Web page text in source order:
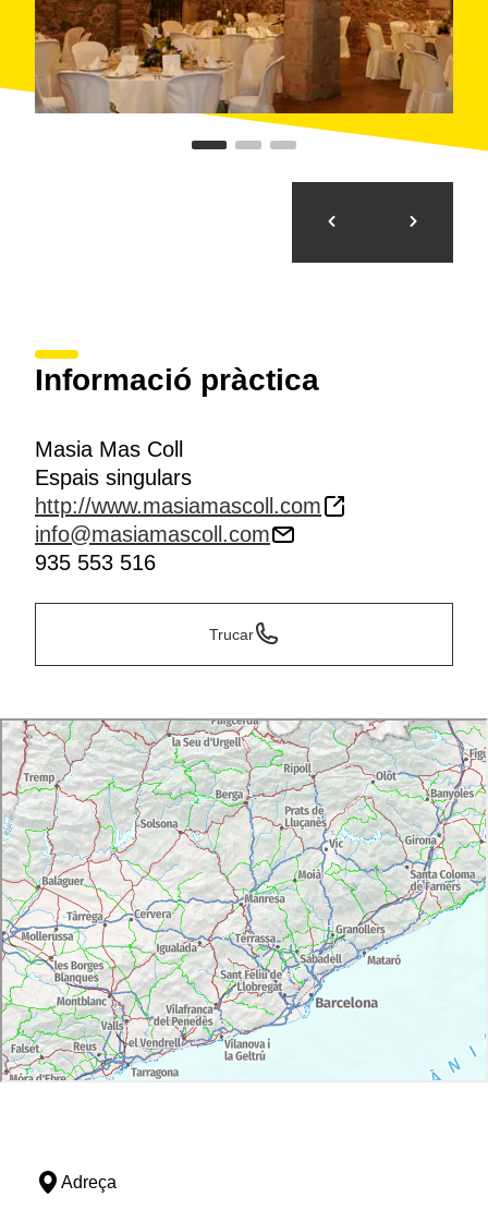
Informació pràctica
Masia Mas Coll
Espais singulars
http://www.masiamascoll.com
info@masiamascoll.com
935 553 516
Trucar
Adreça